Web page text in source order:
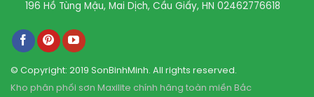
196 Hồ Tùng Mậu, Mai Dịch, Cầu Giấy, HN 02462776618
© Copyright: 2019 SonBinhMinh. All rights reserved.
Kho phân phối sơn Maxilite chính hãng toàn miền Bắc